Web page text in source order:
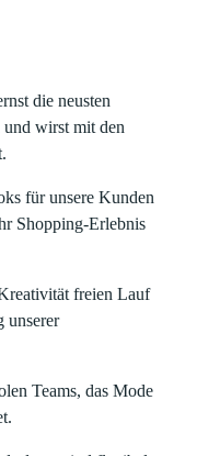
die neusten
wirst mit den
für unsere Kunden
Shopping-Erlebnis
freien Lauf
unserer
Teams, das Mode